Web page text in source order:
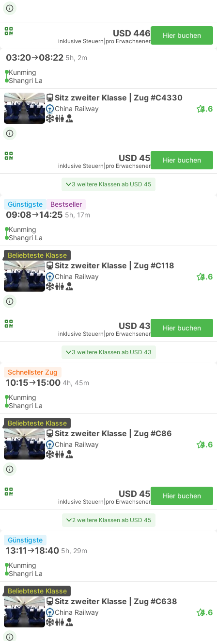
USD 446
inklusive Steuern pro Erwachsener
Hier buchen
03:20 08:22 5h, 2m
Kunming
Shangri La
Sitz zweiter Klasse | Zug #C4330
China Railway 4.6
USD 45
inklusive Steuern pro Erwachsener
Hier buchen
3 weitere Klassen ab USD 45
Günstigste Bestseller
09:08 14:25 5h, 17m
Kunming
Shangri La
Beliebteste Klasse
Sitz zweiter Klasse | Zug #C118
China Railway 4.6
USD 43
inklusive Steuern pro Erwachsener
Hier buchen
3 weitere Klassen ab USD 43
Schnellster Zug
10:15 15:00 4h, 45m
Kunming
Shangri La
Beliebteste Klasse
Sitz zweiter Klasse | Zug #C86
China Railway 4.6
USD 45
inklusive Steuern pro Erwachsener
Hier buchen
2 weitere Klassen ab USD 45
Günstigste
13:11 18:40 5h, 29m
Kunming
Shangri La
Beliebteste Klasse
Sitz zweiter Klasse | Zug #C638
China Railway 4.6